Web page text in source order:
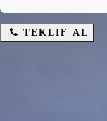
TEKLIF AL